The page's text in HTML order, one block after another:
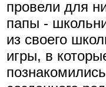
провели для
папы -
из своего
игры, в